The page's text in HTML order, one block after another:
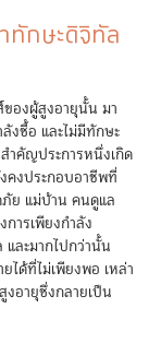
ทักษะดิจิทัล
องผู้สูงอายุนั้น มา
งซื้อ และไม่มีทักษะ
ำคัญประการหนึ่งเกิด
คงประกอบอาชีพที่
ภัย แม่บ้าน คนดูแล
ารเพียงกำลัง
ละมากไปกว่านั้น
ได้ที่ไม่เพียงพอ เหล่า
อายุซึ่งกลายเป็น